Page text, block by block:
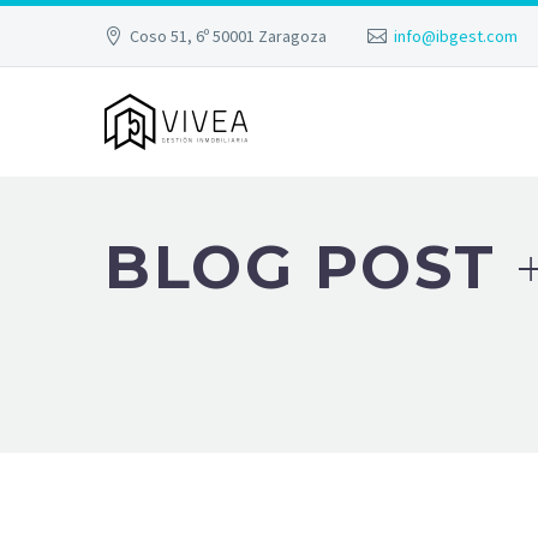
Coso 51, 6º 50001 Zaragoza info@ibgest.com
BLOG POST